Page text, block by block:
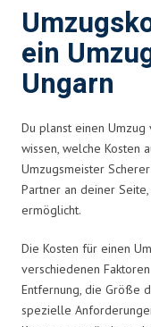
ein
Ungarn
Du planst einen
wissen, welche Kosten
Umzugsmeister
Partner an deiner
ermöglicht.
Die Kosten für einen
verschiedenen
Entfernung, die Größe
spezielle